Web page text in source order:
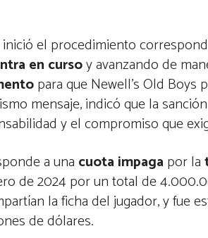
el procedimiento
en cursoy avanzando de
para que Newell’s Old
mensaje, indicó que la
y el compromiso que
a una cuota impaga por la
de 2024 por un total de
la ficha del jugador, y fue
de dólares.